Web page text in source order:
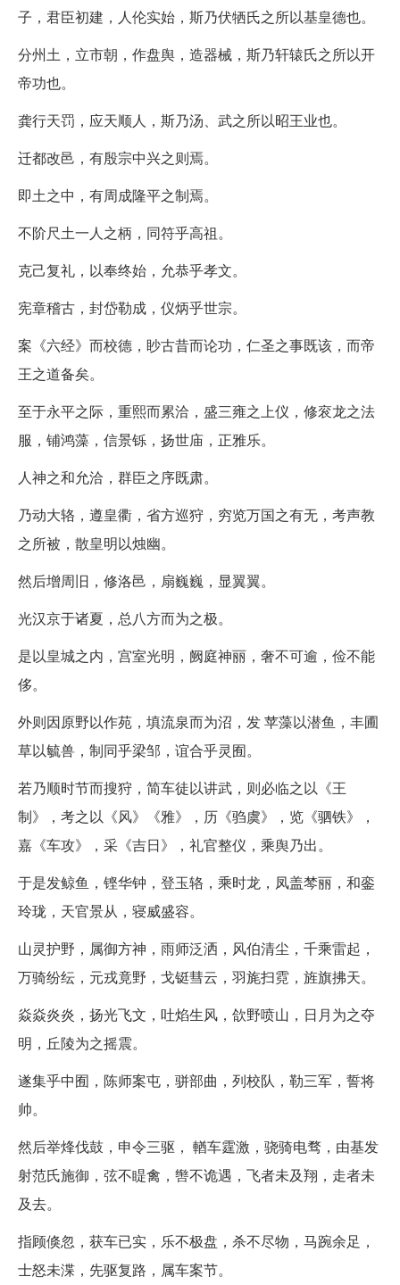
子，君臣初建，人伦实始，斯乃伏牺氏之所以基皇德也。
分州土，立市朝，作盘舆，造器械，斯乃轩辕氏之所以开
帝功也。
龚行天罚，应天顺人，斯乃汤、武之所以昭王业也。
迁都改邑，有殷宗中兴之则焉。
即土之中，有周成隆平之制焉。
不阶尺土一人之柄，同符乎高祖。
克己复礼，以奉终始，允恭乎孝文。
宪章稽古，封岱勒成，仪炳乎世宗。
案《六经》而校德，眇古昔而论功，仁圣之事既该，而帝
王之道备矣。
至于永平之际，重熙而累洽，盛三雍之上仪，修衮龙之法
服，铺鸿藻，信景铄，扬世庙，正雅乐。
人神之和允洽，群臣之序既肃。
乃动大辂，遵皇衢，省方巡狩，穷览万国之有无，考声教
之所被，散皇明以烛幽。
然后增周旧，修洛邑，扇巍巍，显翼翼。
光汉京于诸夏，总八方而为之极。
是以皇城之内，宫室光明，阙庭神丽，奢不可逾，俭不能
侈。
外则因原野以作苑，填流泉而为沼，发 苹藻以潜鱼，丰圃
草以毓兽，制同乎梁邹，谊合乎灵囿。
若乃顺时节而搜狩，简车徒以讲武，则必临之以《王
制》，考之以《风》《雅》，历《驺虞》，览《驷铁》，
嘉《车攻》，采《吉日》，礼官整仪，乘舆乃出。
于是发鲸鱼，铿华钟，登玉辂，乘时龙，凤盖棽丽，和銮
玲珑，天官景从，寝威盛容。
山灵护野，属御方神，雨师泛洒，风伯清尘，千乘雷起，
万骑纷纭，元戎竟野，戈铤彗云，羽旄扫霓，旌旗拂天。
焱焱炎炎，扬光飞文，吐焰生风，欱野喷山，日月为之夺
明，丘陵为之摇震。
遂集乎中囿，陈师案屯，骈部曲，列校队，勒三军，誓将
帅。
然后举烽伐鼓，申令三驱， 輶车霆激，骁骑电骛，由基发
射范氏施御，弦不睼禽，辔不诡遇，飞者未及翔，走者未
及去。
指顾倏忽，获车已实，乐不极盘，杀不尽物，马踠余足，
士怒未渫，先驱复路，属车案节。